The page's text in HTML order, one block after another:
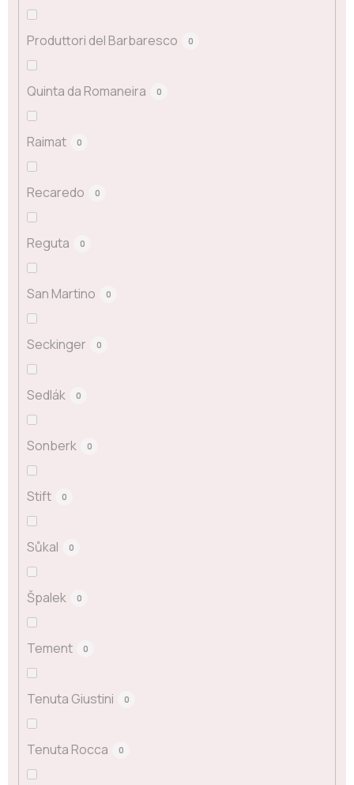
Produttori del Barbaresco 0
Quinta da Romaneira 0
Raimat 0
Recaredo 0
Reguta 0
San Martino 0
Seckinger 0
Sedlák 0
Sonberk 0
Stift 0
Sůkal 0
Špalek 0
Tement 0
Tenuta Giustini 0
Tenuta Rocca 0